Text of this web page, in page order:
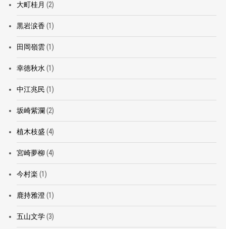
大町桂月 (2)
黒岩涙香(1)
田岡嶺雲(1)
幸徳秋水 (1)
中江兆民 (1)
坂崎紫瀾 (2)
植木枝盛 (4)
宮崎夢柳 (4)
今村楽 (1)
鹿持雅澄(1)
五山文学(3)